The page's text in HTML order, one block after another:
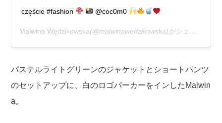
częście #fashion
@coc0m0
Malwina Wędzikowska(@malwinawedzikowska)がシェアした投稿 –
パステルライトグリーンのジャケットとショートパンツ
のセットアップに、白のロゴパーカーをインしたMalwin
a。